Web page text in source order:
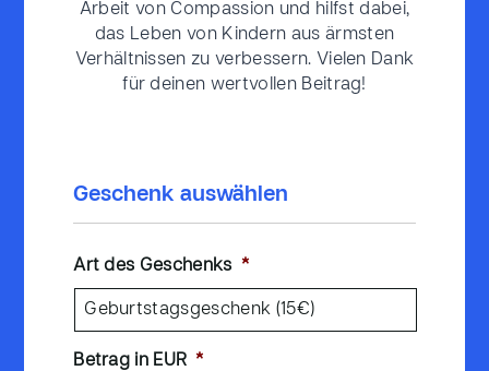
Arbeit von Compassion und hilfst dabei,
das Leben von Kindern aus ärmsten
Verhältnissen zu verbessern. Vielen Dank
für deinen wertvollen Beitrag!
Geschenk auswählen
Art des Geschenks *
Betrag in EUR *